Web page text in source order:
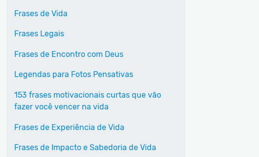
Frases de Vida
Frases Legais
Frases de Encontro com Deus
Legendas para Fotos Pensativas
153 frases motivacionais curtas que vão
fazer você vencer na vida
Frases de Experiência de Vida
Frases de Impacto e Sabedoria de Vida